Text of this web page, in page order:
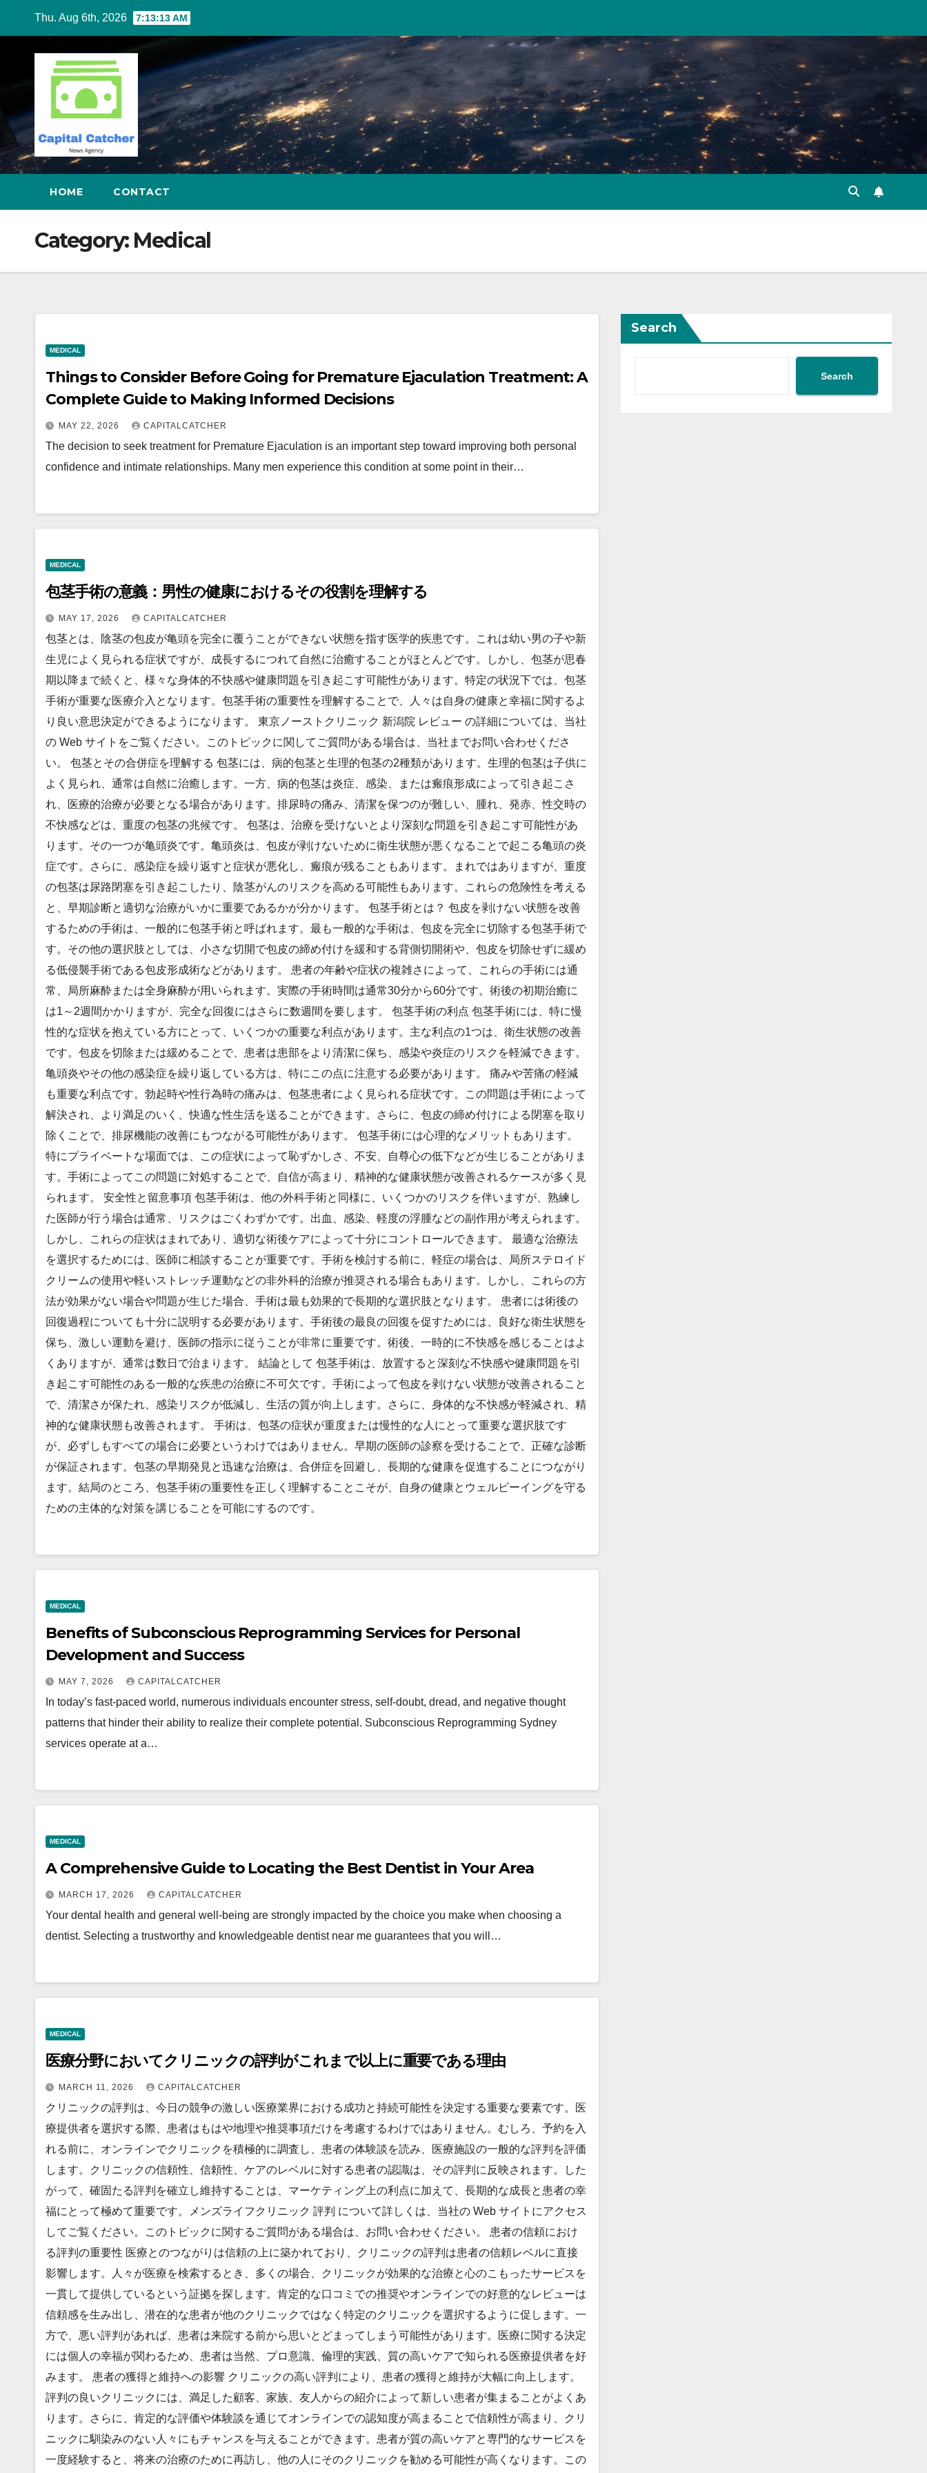
content
Thu. Aug 6th, 2026 7:13:14 AM
HOME CONTACT
Category: Medical
MEDICAL
Things to Consider Before Going for Premature Ejaculation Treatment: A
Complete Guide to Making Informed Decisions
MAY 22, 2026 CAPITALCATCHER
The decision to seek treatment for Premature Ejaculation is an important step toward improving both personal
confidence and intimate relationships. Many men experience this condition at some point in their…
MEDICAL
包茎手術の意義：男性の健康におけるその役割を理解する
MAY 17, 2026 CAPITALCATCHER
包茎とは、陰茎の包皮が亀頭を完全に覆うことができない状態を指す医学的疾患です。これは幼い男の子や新
生児によく見られる症状ですが、成長するにつれて自然に治癒することがほとんどです。しかし、包茎が思春
期以降まで続くと、様々な身体的不快感や健康問題を引き起こす可能性があります。特定の状況下では、包茎
手術が重要な医療介入となります。包茎手術の重要性を理解することで、人々は自身の健康と幸福に関するよ
り良い意思決定ができるようになります。 東京ノーストクリニック 新潟院 レビュー の詳細については、当社
の Web サイトをご覧ください。このトピックに関してご質問がある場合は、当社までお問い合わせくださ
い。 包茎とその合併症を理解する 包茎には、病的包茎と生理的包茎の2種類があります。生理的包茎は子供に
よく見られ、通常は自然に治癒します。一方、病的包茎は炎症、感染、または瘢痕形成によって引き起こさ
れ、医療的治療が必要となる場合があります。排尿時の痛み、清潔を保つのが難しい、腫れ、発赤、性交時の
不快感などは、重度の包茎の兆候です。 包茎は、治療を受けないとより深刻な問題を引き起こす可能性があ
ります。その一つが亀頭炎です。亀頭炎は、包皮が剥けないために衛生状態が悪くなることで起こる亀頭の炎
症です。さらに、感染症を繰り返すと症状が悪化し、瘢痕が残ることもあります。まれではありますが、重度
の包茎は尿路閉塞を引き起こしたり、陰茎がんのリスクを高める可能性もあります。これらの危険性を考える
と、早期診断と適切な治療がいかに重要であるかが分かります。 包茎手術とは？ 包皮を剥けない状態を改善
するための手術は、一般的に包茎手術と呼ばれます。最も一般的な手術は、包皮を完全に切除する包茎手術で
す。その他の選択肢としては、小さな切開で包皮の締め付けを緩和する背側切開術や、包皮を切除せずに緩め
る低侵襲手術である包皮形成術などがあります。 患者の年齢や症状の複雑さによって、これらの手術には通
常、局所麻酔または全身麻酔が用いられます。実際の手術時間は通常30分から60分です。術後の初期治癒に
は1～2週間かかりますが、完全な回復にはさらに数週間を要します。 包茎手術の利点 包茎手術には、特に慢
性的な症状を抱えている方にとって、いくつかの重要な利点があります。主な利点の1つは、衛生状態の改善
です。包皮を切除または緩めることで、患者は患部をより清潔に保ち、感染や炎症のリスクを軽減できます。
亀頭炎やその他の感染症を繰り返している方は、特にこの点に注意する必要があります。 痛みや苦痛の軽減
も重要な利点です。勃起時や性行為時の痛みは、包茎患者によく見られる症状です。この問題は手術によって
解決され、より満足のいく、快適な性生活を送ることができます。さらに、包皮の締め付けによる閉塞を取り
除くことで、排尿機能の改善にもつながる可能性があります。 包茎手術には心理的なメリットもあります。
特にプライベートな場面では、この症状によって恥ずかしさ、不安、自尊心の低下などが生じることがありま
す。手術によってこの問題に対処することで、自信が高まり、精神的な健康状態が改善されるケースが多く見
られます。 安全性と留意事項 包茎手術は、他の外科手術と同様に、いくつかのリスクを伴いますが、熟練し
た医師が行う場合は通常、リスクはごくわずかです。出血、感染、軽度の浮腫などの副作用が考えられます。
しかし、これらの症状はまれであり、適切な術後ケアによって十分にコントロールできます。 最適な治療法
を選択するためには、医師に相談することが重要です。手術を検討する前に、軽症の場合は、局所ステロイド
クリームの使用や軽いストレッチ運動などの非外科的治療が推奨される場合もあります。しかし、これらの方
法が効果がない場合や問題が生じた場合、手術は最も効果的で長期的な選択肢となります。 患者には術後の
回復過程についても十分に説明する必要があります。手術後の最良の回復を促すためには、良好な衛生状態を
保ち、激しい運動を避け、医師の指示に従うことが非常に重要です。術後、一時的に不快感を感じることはよ
くありますが、通常は数日で治まります。 結論として 包茎手術は、放置すると深刻な不快感や健康問題を引
き起こす可能性のある一般的な疾患の治療に不可欠です。手術によって包皮を剥けない状態が改善されること
で、清潔さが保たれ、感染リスクが低減し、生活の質が向上します。さらに、身体的な不快感が軽減され、精
神的な健康状態も改善されます。 手術は、包茎の症状が重度または慢性的な人にとって重要な選択肢です
が、必ずしもすべての場合に必要というわけではありません。早期の医師の診察を受けることで、正確な診断
が保証されます。包茎の早期発見と迅速な治療は、合併症を回避し、長期的な健康を促進することにつながり
ます。結局のところ、包茎手術の重要性を正しく理解することこそが、自身の健康とウェルビーイングを守る
ための主体的な対策を講じることを可能にするのです。
MEDICAL
Benefits of Subconscious Reprogramming Services for Personal
Development and Success
MAY 7, 2026 CAPITALCATCHER
In today’s fast-paced world, numerous individuals encounter stress, self-doubt, dread, and negative thought
patterns that hinder their ability to realize their complete potential. Subconscious Reprogramming Sydney
services operate at a…
MEDICAL
A Comprehensive Guide to Locating the Best Dentist in Your Area
MARCH 17, 2026 CAPITALCATCHER
Your dental health and general well-being are strongly impacted by the choice you make when choosing a
dentist. Selecting a trustworthy and knowledgeable dentist near me guarantees that you will…
MEDICAL
医療分野においてクリニックの評判がこれまで以上に重要である理由
MARCH 11, 2026 CAPITALCATCHER
クリニックの評判は、今日の競争の激しい医療業界における成功と持続可能性を決定する重要な要素です。医
療提供者を選択する際、患者はもはや地理や推奨事項だけを考慮するわけではありません。むしろ、予約を入
れる前に、オンラインでクリニックを積極的に調査し、患者の体験談を読み、医療施設の一般的な評判を評価
します。クリニックの信頼性、信頼性、ケアのレベルに対する患者の認識は、その評判に反映されます。した
がって、確固たる評判を確立し維持することは、マーケティング上の利点に加えて、長期的な成長と患者の幸
福にとって極めて重要です。メンズライフクリニック 評判 について詳しくは、当社の Web サイトにアクセス
してご覧ください。このトピックに関するご質問がある場合は、お問い合わせください。 患者の信頼におけ
る評判の重要性 医療とのつながりは信頼の上に築かれており、クリニックの評判は患者の信頼レベルに直接
影響します。人々が医療を検索するとき、多くの場合、クリニックが効果的な治療と心のこもったサービスを
一貫して提供しているという証拠を探します。肯定的な口コミでの推奨やオンラインでの好意的なレビューは
信頼感を生み出し、潜在的な患者が他のクリニックではなく特定のクリニックを選択するように促します。一
方で、悪い評判があれば、患者は来院する前から思いとどまってしまう可能性があります。医療に関する決定
には個人の幸福が関わるため、患者は当然、プロ意識、倫理的実践、質の高いケアで知られる医療提供者を好
みます。 患者の獲得と維持への影響 クリニックの高い評判により、患者の獲得と維持が大幅に向上します。
評判の良いクリニックには、満足した顧客、家族、友人からの紹介によって新しい患者が集まることがよくあ
ります。さらに、肯定的な評価や体験談を通じてオンラインでの認知度が高まることで信頼性が高まり、クリ
ニックに馴染みのない人々にもチャンスを与えることができます。患者が質の高いケアと専門的なサービスを
一度経験すると、将来の治療のために再訪し、他の人にそのクリニックを勧める可能性が高くなります。この
Search
Search